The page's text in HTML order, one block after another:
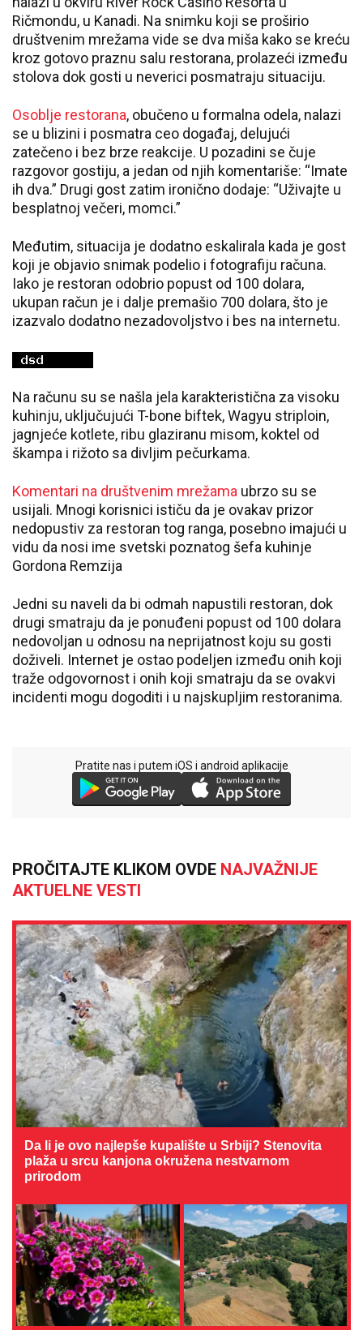
Ričmondu, u Kanadi. Na snimku koji se proširio
društvenim mrežama vide se dva miša kako se kreću
kroz gotovo praznu salu restorana, prolazeći između
stolova dok gosti u neverici posmatraju situaciju.
Osoblje restorana, obučeno u formalna odela, nalazi
se u blizini i posmatra ceo događaj, delujući
zatečeno i bez brze reakcije. U pozadini se čuje
razgovor gostiju, a jedan od njih komentariše: “Imate
ih dva.” Drugi gost zatim ironično dodaje: “Uživajte u
besplatnoj večeri, momci.”
Međutim, situacija je dodatno eskalirala kada je gost
koji je objavio snimak podelio i fotografiju računa.
Iako je restoran odobrio popust od 100 dolara,
ukupan račun je i dalje premašio 700 dolara, što je
izazvalo dodatno nezadovoljstvo i bes na internetu.
Na računu su se našla jela karakteristična za visoku
kuhinju, uključujući T-bone biftek, Wagyu striploin,
jagnjeće kotlete, ribu glaziranu misom, koktel od
škampa i rižoto sa divljim pečurkama.
Komentari na društvenim mrežama ubrzo su se
usijali. Mnogi korisnici ističu da je ovakav prizor
nedopustiv za restoran tog ranga, posebno imajući u
vidu da nosi ime svetski poznatog šefa kuhinje
Gordona Remzija
Jedni su naveli da bi odmah napustili restoran, dok
drugi smatraju da je ponuđeni popust od 100 dolara
nedovoljan u odnosu na neprijatnost koju su gosti
doživeli. Internet je ostao podeljen između onih koji
traže odgovornost i onih koji smatraju da se ovakvi
incidenti mogu dogoditi i u najskupljim restoranima.
Pratite nas i putem iOS i android aplikacije
PROČITAJTE KLIKOM OVDE NAJVAŽNIJE
AKTUELNE VESTI
Da li je ovo najlepše kupalište u Srbiji? Stenovita
plaža u srcu kanjona okružena nestvarnom
prirodom